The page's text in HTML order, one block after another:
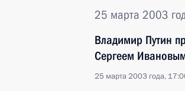
25 марта 2003
Владимир Путин
Сергеем
25 марта 2003 года,